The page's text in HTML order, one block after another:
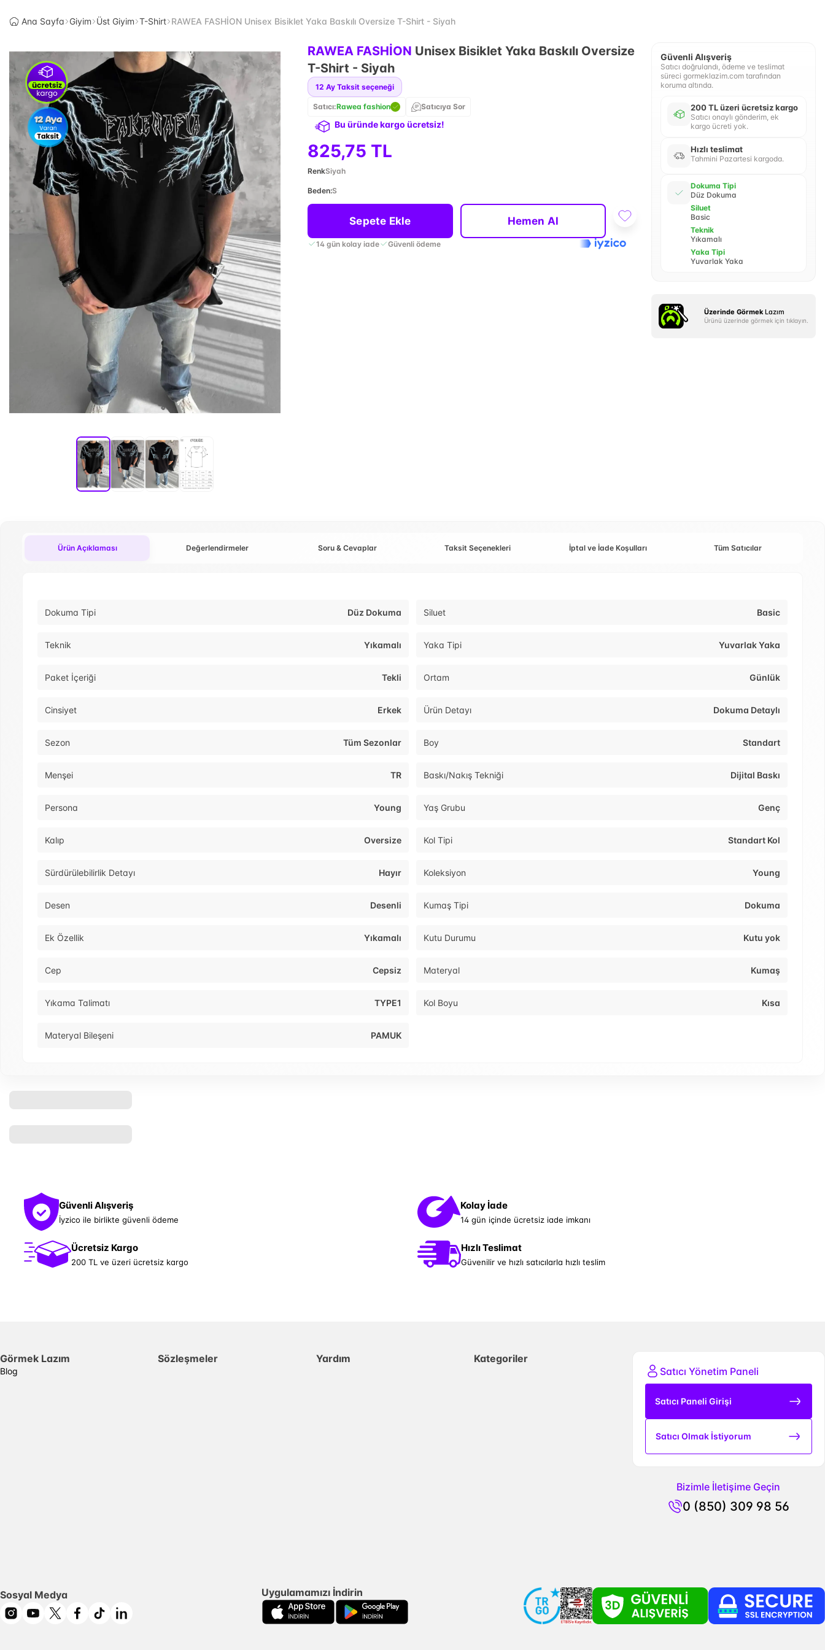
Ana Sayfa Giyim Üst Giyim T-Shirt RAWEA FASHİON Unisex Bisiklet Yaka Baskılı Oversize T-Shirt - Siyah
RAWEA FASHİON Unisex Bisiklet Yaka Baskılı Oversize
T-Shirt - Siyah
12 Ay Taksit seçeneği
Satıcı:Rawea fashion Satıcıya Sor
Bu üründe kargo ücretsiz!
825,75 TL
RenkSiyah
Beden:S
Sepete Ekle Hemen Al
14 gün kolay iade Güvenli ödeme
Güvenli Alışveriş
Satıcı doğrulandı, ödeme ve teslimat
süreci gormeklazim.com tarafından
koruma altında.
200 TL üzeri ücretsiz kargo
Satıcı onaylı gönderim, ek
kargo ücreti yok.
Hızlı teslimat
Tahmini Pazartesi kargoda.
Dokuma Tipi
Düz Dokuma
Siluet
Basic
Teknik
Yıkamalı
Yaka Tipi
Yuvarlak Yaka
Üzerinde Görmek Lazım
Ürünü üzerinde görmek için tıklayın.
Ürün Açıklaması Değerlendirmeler Soru & Cevaplar Taksit Seçenekleri İptal ve İade Koşulları Tüm Satıcılar
Dokuma Tipi Düz Dokuma Siluet Basic
Teknik Yıkamalı Yaka Tipi Yuvarlak Yaka
Paket İçeriği Tekli Ortam Günlük
Cinsiyet Erkek Ürün Detayı Dokuma Detaylı
Sezon Tüm Sezonlar Boy Standart
Menşei TR Baskı/Nakış Tekniği Dijital Baskı
Persona Young Yaş Grubu Genç
Kalıp Oversize Kol Tipi Standart Kol
Sürdürülebilirlik Detayı Hayır Koleksiyon Young
Desen Desenli Kumaş Tipi Dokuma
Ek Özellik Yıkamalı Kutu Durumu Kutu yok
Cep Cepsiz Materyal Kumaş
Yıkama Talimatı TYPE1 Kol Boyu Kısa
Materyal Bileşeni PAMUK
Güvenli Alışveriş
İyzico ile birlikte güvenli ödeme
Kolay İade
14 gün içinde ücretsiz iade imkanı
Ücretsiz Kargo
200 TL ve üzeri ücretsiz kargo
Hızlı Teslimat
Güvenilir ve hızlı satıcılarla hızlı teslim
Görmek Lazım
Blog
Sözleşmeler Yardım
Kategoriler
Satıcı Yönetim Paneli
Satıcı Paneli Girişi
Satıcı Olmak İstiyorum
Bizimle İletişime Geçin
0 (850) 309 98 56
Sosyal Medya Uygulamamızı İndirin